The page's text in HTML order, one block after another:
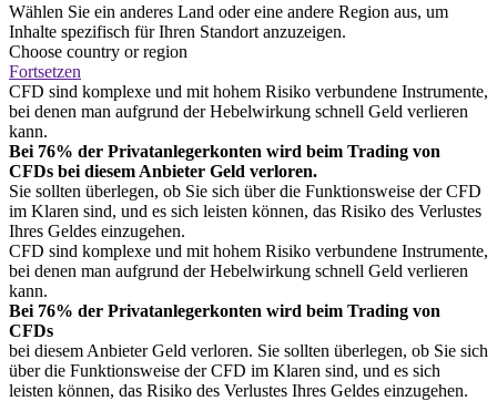
Wählen Sie ein anderes Land oder eine andere Region aus, um
Inhalte spezifisch für Ihren Standort anzuzeigen.
Choose country or region
Fortsetzen
CFD sind komplexe und mit hohem Risiko verbundene Instrumente,
bei denen man aufgrund der Hebelwirkung schnell Geld verlieren
kann.
Bei 76% der Privatanlegerkonten wird beim Trading von
CFDs bei diesem Anbieter Geld verloren.
Sie sollten überlegen, ob Sie sich über die Funktionsweise der CFD
im Klaren sind, und es sich leisten können, das Risiko des Verlustes
Ihres Geldes einzugehen.
CFD sind komplexe und mit hohem Risiko verbundene Instrumente,
bei denen man aufgrund der Hebelwirkung schnell Geld verlieren
kann.
Bei 76% der Privatanlegerkonten wird beim Trading von
CFDs
bei diesem Anbieter Geld verloren. Sie sollten überlegen, ob Sie sich
über die Funktionsweise der CFD im Klaren sind, und es sich
leisten können, das Risiko des Verlustes Ihres Geldes einzugehen.